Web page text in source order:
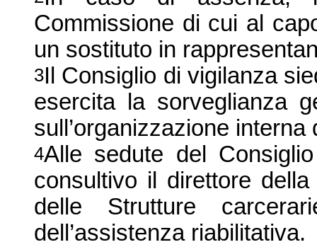
Commissione di cui al
un sostituto in
3Il Consiglio di vigilanza
esercita la sorveglianza
sull’organizzazione
4Alle sedute del
consultivo il direttore
delle Strutture
dell’assistenza riabilitativa.